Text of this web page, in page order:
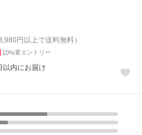
円以上で送料無料）
10%要エントリー
以内にお届け